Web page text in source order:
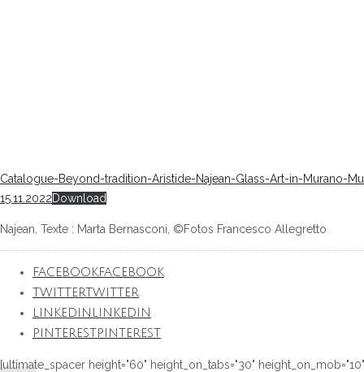
Catalogue-Beyond-tradition-Aristide-Najean-Glass-Art-in-Murano-
15.11.2022Download
Najean, Texte : Marta Bernasconi, ©Fotos Francesco Allegretto
FACEBOOKFACEBOOK
TWITTERTWITTER
LINKEDIN
LINKEDIN
PINTERESTPINTEREST
[ultimate_spacer height="60" height_on_tabs="30"